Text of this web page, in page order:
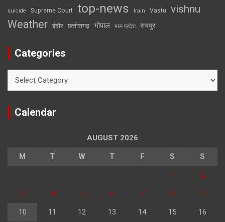
suicide Supreme Court top-news train Vastu vishnu
Weather इंदौर छत्तीसगढ़ भोपाल मध्य प्रदेश रायपुर
Categories
Calendar
AUGUST 2026
M T W T F S S
1 2
3 4 5 6 7 8 9
10 11 12 13 14 15 16